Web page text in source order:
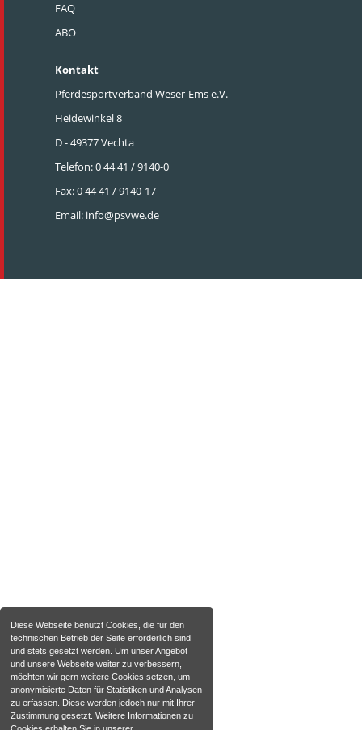
Diese Webseite benutzt Cookies, die für den
technischen Betrieb der Seite erforderlich sind
und stets gesetzt werden. Um unser Angebot
und unsere Webseite weiter zu verbessern,
möchten wir gern weitere Cookies setzen, um
anonymisierte Daten für Statistiken und Analysen
zu erfassen. Diese werden jedoch nur mit Ihrer
Zustimmung gesetzt. Weitere Informationen zu
Cookies erhalten Sie in unserer
FAQ
ABO
Kontakt
Pferdesportverband Weser-Ems e.V.
Heidewinkel 8
D - 49377 Vechta
Telefon: 0 44 41 / 9140-0
Fax: 0 44 41 / 9140-17
Email: info@psvwe.de